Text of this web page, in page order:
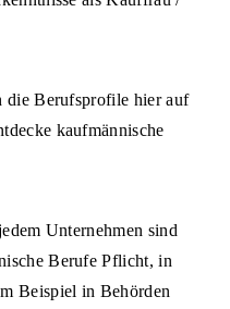
die Berufsprofile hier auf
kaufmännische
Unternehmen sind
Berufe Pflicht, in
Beispiel in Behörden